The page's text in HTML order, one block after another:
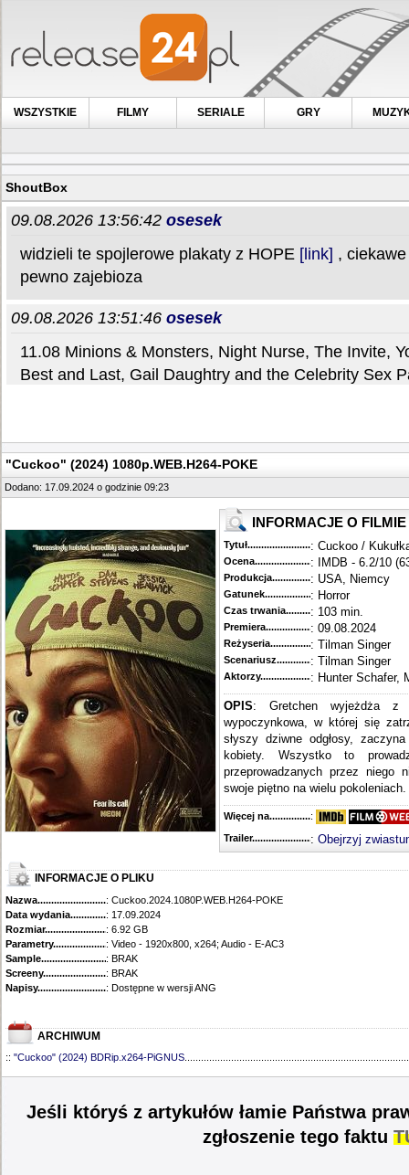
WSZYSTKIE FILMY SERIALE GRY
ShoutBox
"Cuckoo" (2024) 1080p.WEB.H264-POKE
Dodano: 17.09.2024 o godzinie 09:23
INFORMACJE O FILMIE
Tytuł............................................
: Cuckoo /
Ocena.............................................
: IMDB - 6.2/10
Produkcja.........................................
: USA, Niemcy
Gatunek...........................................
: Horror
Czas trwania......................................
: 103 min.
Premiera..........................................
: 09.08.2024
Reżyseria........................................
: Tilman Singer
Scenariusz........................................
: Tilman Singer
Aktorzy...........................................
: Hunter Schafer,
OPIS: Gretchen wyjeżdża z
wypoczynkowa, w której się
słyszy dziwne odgłosy,
kobiety. Wszystko to
przeprowadzanych przez niego
swoje piętno na wielu
Więcej na........................................
:
Trailer...........................................
: Obejrzyj
INFORMACJE O PLIKU
Nazwa.............................................: Cuckoo.2024.1080P.WEB.H264-POKE
Data wydania......................................
: 17.09.2024
Rozmiar...........................................
: 6.92 GB
Parametry.........................................: Video - 1920x800, x264; Audio - E-AC3
Sample............................................
: BRAK
Screeny...........................................
: BRAK
Napisy............................................: Dostępne w wersji ANG
ARCHIWUM
:: "Cuckoo" (2024) BDRip.x264-PiGNUS
Jeśli któryś z artykułów łamie Państwa
zgłoszenie tego faktu